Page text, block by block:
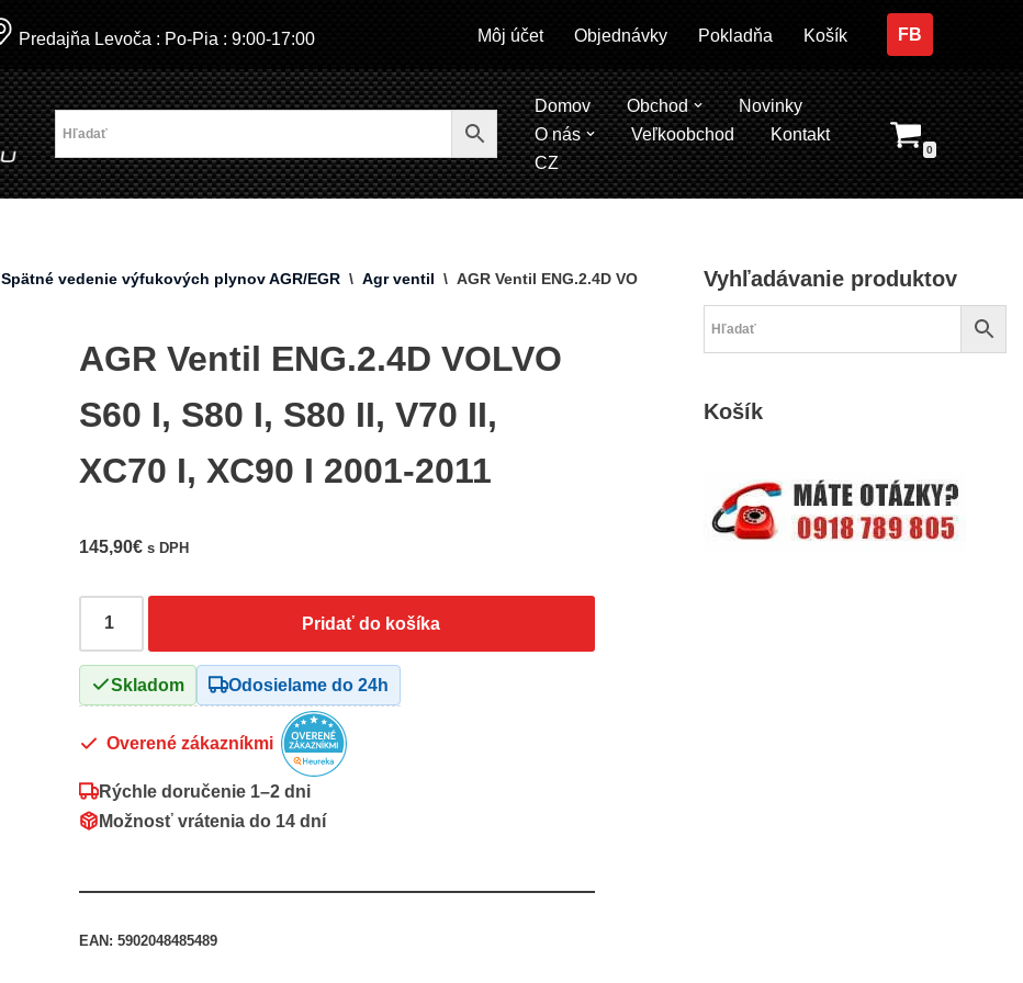
Predajňa Levoča : Po-Pia : 9:00-17:00 Môj účet Objednávky Pokladňa Košík FB
Domov Obchod
Novinky
O nás
Veľkoobchod
Kontakt
CZ
0
Spätné vedenie výfukových plynov AGR/EGR \ Agr ventil \ AGR Ventil ENG.2.4D VOLVO S60 I, S80 I, S80 II, V70 II, XC70 I, XC90 I 2001-
AGR Ventil ENG.2.4D VOLVO
S60 I, S80 I, S80 II, V70 II,
XC70 I, XC90 I 2001-2011
145,90€ s DPH
Pridať do košíka
Skladom Odosielame do 24h
Overené zákazníkmi
Rýchle doručenie 1–2 dni
Možnosť vrátenia do 14 dní
EAN:5902048485489
Vyhľadávanie produktov
Košík